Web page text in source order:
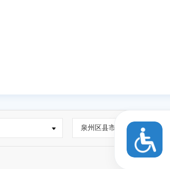
泉州区县市